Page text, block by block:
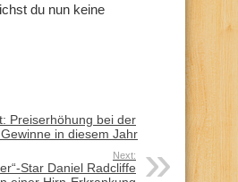
du nun keine
Preiserhöhung bei der
in diesem Jahr
Next:
Star Daniel Radcliffe